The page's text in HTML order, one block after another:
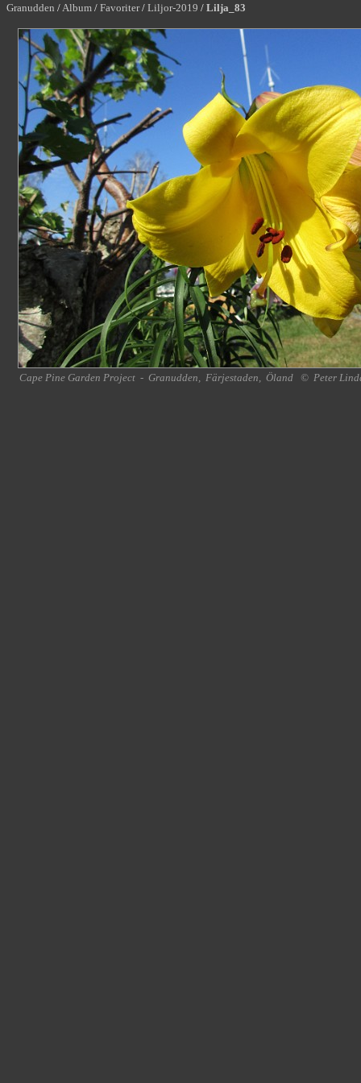
Granudden /Album / Favoriter / Liljor-2019 / Lilja_83
Cape Pine Garden Project - Granudden, Färjestaden, Öland © Peter